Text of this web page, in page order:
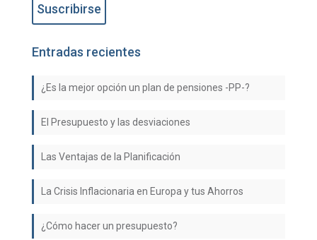
Entradas recientes
¿Es la mejor opción un plan de pensiones -PP-?
El Presupuesto y las desviaciones
Las Ventajas de la Planificación
La Crisis Inflacionaria en Europa y tus Ahorros
¿Cómo hacer un presupuesto?